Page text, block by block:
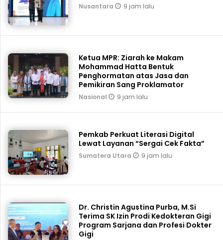
Nusantara 9 jam lalu
Ketua MPR: Ziarah ke Makam
Mohammad Hatta Bentuk
Penghormatan atas Jasa dan
Pemikiran Sang Proklamator
Nasional 9 jam lalu
Pemkab Perkuat Literasi Digital
Lewat Layanan “Sergai Cek Fakta”
Sumatera Utara 9 jam lalu
Dr. Christin Agustina Purba, M.Si
Terima SK Izin Prodi Kedokteran Gigi
Program Sarjana dan Profesi Dokter
Gigi